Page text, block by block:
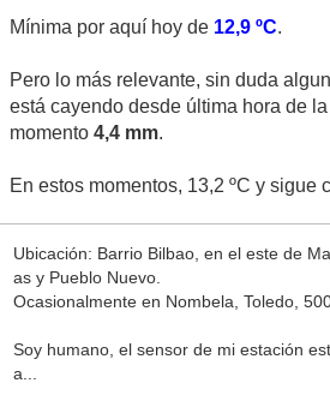
Mínima por aquí hoy de 12,9 ºC.
Pero lo más relevante, sin duda
está cayendo desde última hora de
momento 4,4 mm.
En estos momentos, 13,2 ºC y sigue
Ubicación: Barrio Bilbao, en el este de
as y Pueblo Nuevo.
Ocasionalmente en Nombela, Toledo,
Soy humano, el sensor de mi estación
a...